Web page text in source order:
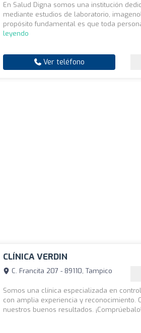
En Salud Digna somos una institución
mediante estudios de laboratorio,
propósito fundamental es que toda
leyendo
Ver teléfono
CLÍNICA VERDIN
C. Francita 207 - 89110, Tampico
Somos una clínica especializada en
con amplia experiencia y reconocimiento.
nuestros buenos resultados. ¡Comprúebalo!